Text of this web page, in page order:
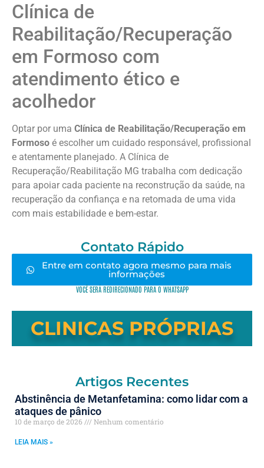
Clínica de
Reabilitação/Recuperação
em Formoso com
atendimento ético e
acolhedor
Optar por uma Clínica de Reabilitação/Recuperação em
Formoso é escolher um cuidado responsável, profissional
e atentamente planejado. A Clínica de
Recuperação/Reabilitação MG trabalha com dedicação
para apoiar cada paciente na reconstrução da saúde, na
recuperação da confiança e na retomada de uma vida
com mais estabilidade e bem-estar.
Contato Rápido
Entre em contato agora mesmo para mais
informações
VOCÊ SERÁ REDIRECIONADO PARA O WHATSAPP
CLINICAS PRÓPRIAS
Artigos Recentes
Abstinência de Metanfetamina: como lidar com a
ataques de pânico
10 de março de 2026 Nenhum comentário
LEIA MAIS »